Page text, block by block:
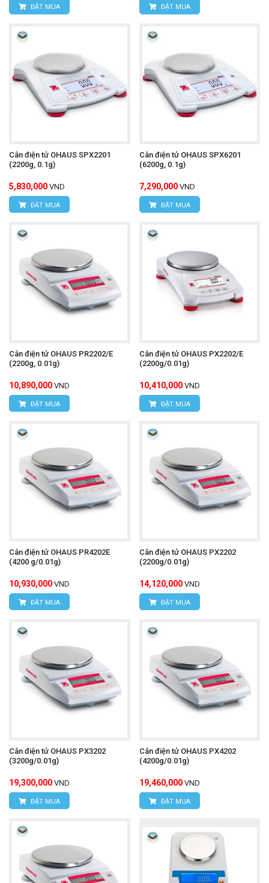
ĐẶT MUA ĐẶT MUA
Cân điện tử OHAUS SPX2201
(2200g, 0.1g)
5,830,000 VND
ĐẶT MUA
Cân điện tử OHAUS SPX6201
(6200g, 0.1g)
7,290,000 VND
ĐẶT MUA
Cân điện tử OHAUS PR2202/E
(2200g, 0.01g)
10,890,000 VND
ĐẶT MUA
Cân điện tử OHAUS PX2202/E
(2200g/0.01g)
10,410,000 VND
ĐẶT MUA
Cân điện tử OHAUS PR4202E
(4200 g/0.01g)
10,930,000 VND
ĐẶT MUA
Cân điện tử OHAUS PX2202
(2200g/0.01g)
14,120,000 VND
ĐẶT MUA
Cân điện tử OHAUS PX3202
(3200g/0.01g)
19,300,000 VND
ĐẶT MUA
Cân điện tử OHAUS PX4202
(4200g/0.01g)
19,460,000 VND
ĐẶT MUA